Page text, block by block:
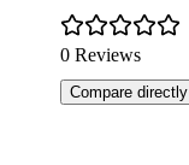
0 Reviews
Compare directly